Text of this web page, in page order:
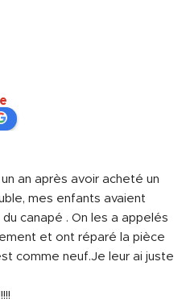
e
un an après avoir acheté un
mes enfants avaient
canapé . On les a appelés
et ont réparé la pièce
comme neuf.Je leur ai juste